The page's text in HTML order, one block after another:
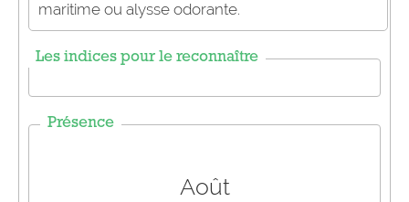
maritime ou alysse odorante.
Les indices pour le reconnaître
Présence
Août